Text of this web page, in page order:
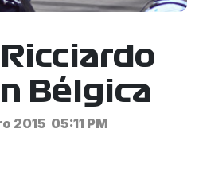
Bélgica
2015 05:11 PM